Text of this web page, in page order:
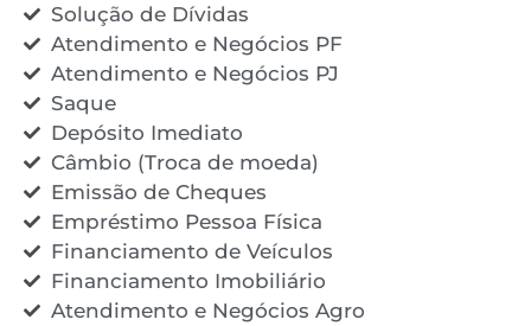
Solução de Dívidas
Atendimento e Negócios PF
Atendimento e Negócios PJ
Saque
Depósito Imediato
Câmbio (Troca de moeda)
Emissão de Cheques
Empréstimo Pessoa Física
Financiamento de Veículos
Financiamento Imobiliário
Atendimento e Negócios Agro